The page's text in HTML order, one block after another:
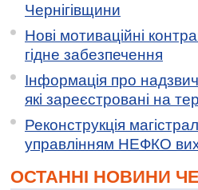
Чернігівщини
Нові мотиваційні
гідне забезпечення
Інформація про
які зареєстровані на
Реконструкція
управлінням НЕФКО
ОСТАННІ НОВИНИ